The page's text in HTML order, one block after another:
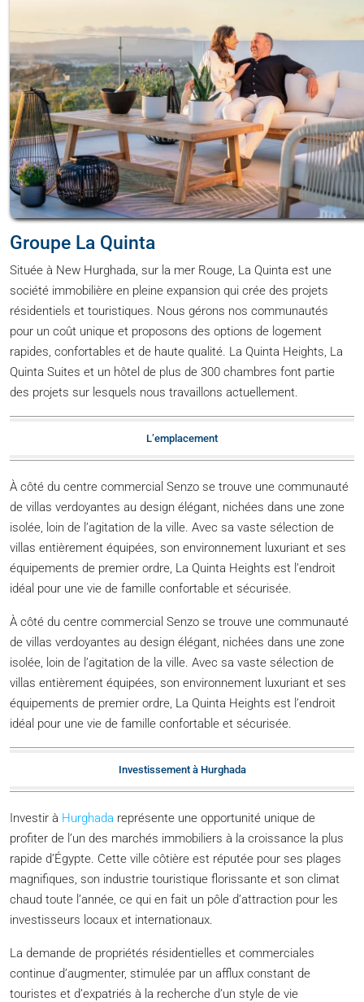
Groupe La Quinta
Située à New Hurghada, sur la mer Rouge, La Quinta est une
société immobilière en pleine expansion qui crée des projets
résidentiels et touristiques. Nous gérons nos communautés
pour un coût unique et proposons des options de logement
rapides, confortables et de haute qualité. La Quinta Heights, La
Quinta Suites et un hôtel de plus de 300 chambres font partie
des projets sur lesquels nous travaillons actuellement.
L’emplacement
À côté du centre commercial Senzo se trouve une communauté
de villas verdoyantes au design élégant, nichées dans une zone
isolée, loin de l’agitation de la ville. Avec sa vaste sélection de
villas entièrement équipées, son environnement luxuriant et ses
équipements de premier ordre, La Quinta Heights est l’endroit
idéal pour une vie de famille confortable et sécurisée.
À côté du centre commercial Senzo se trouve une communauté
de villas verdoyantes au design élégant, nichées dans une zone
isolée, loin de l’agitation de la ville. Avec sa vaste sélection de
villas entièrement équipées, son environnement luxuriant et ses
équipements de premier ordre, La Quinta Heights est l’endroit
idéal pour une vie de famille confortable et sécurisée.
Investissement à Hurghada
Investir à Hurghada représente une opportunité unique de
profiter de l’un des marchés immobiliers à la croissance la plus
rapide d’Égypte. Cette ville côtière est réputée pour ses plages
magnifiques, son industrie touristique florissante et son climat
chaud toute l’année, ce qui en fait un pôle d’attraction pour les
investisseurs locaux et internationaux.
La demande de propriétés résidentielles et commerciales
continue d’augmenter, stimulée par un afflux constant de
touristes et d’expatriés à la recherche d’un style de vie